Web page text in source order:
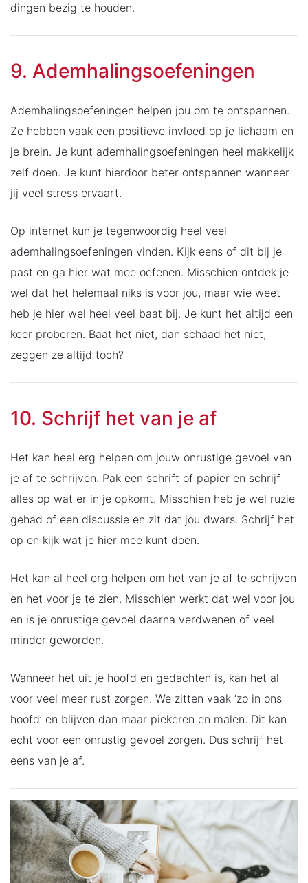
dingen bezig te houden.
9. Ademhalingsoefeningen
Ademhalingsoefeningen helpen jou om te ontspannen.
Ze hebben vaak een positieve invloed op je lichaam en
je brein. Je kunt ademhalingsoefeningen heel makkelijk
zelf doen. Je kunt hierdoor beter ontspannen wanneer
jij veel stress ervaart.
Op internet kun je tegenwoordig heel veel
ademhalingsoefeningen vinden. Kijk eens of dit bij je
past en ga hier wat mee oefenen. Misschien ontdek je
wel dat het helemaal niks is voor jou, maar wie weet
heb je hier wel heel veel baat bij. Je kunt het altijd een
keer proberen. Baat het niet, dan schaad het niet,
zeggen ze altijd toch?
10. Schrijf het van je af
Het kan heel erg helpen om jouw onrustige gevoel van
je af te schrijven. Pak een schrift of papier en schrijf
alles op wat er in je opkomt. Misschien heb je wel ruzie
gehad of een discussie en zit dat jou dwars. Schrijf het
op en kijk wat je hier mee kunt doen.
Het kan al heel erg helpen om het van je af te schrijven
en het voor je te zien. Misschien werkt dat wel voor jou
en is je onrustige gevoel daarna verdwenen of veel
minder geworden.
Wanneer het uit je hoofd en gedachten is, kan het al
voor veel meer rust zorgen. We zitten vaak ‘zo in ons
hoofd’ en blijven dan maar piekeren en malen. Dit kan
echt voor een onrustig gevoel zorgen. Dus schrijf het
eens van je af.